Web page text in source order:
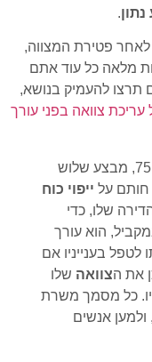
.
לאחר פטירת המצווה,
מלאה כל עוד אתם
תרצו להעמיק בנושא,
צוואה בפני עורך
בואו ניקח דוגמה פשוטה: דוד, בן 75, מבצע שלוש
חותם על ייפוי כוח
שלו, כדי
הוא עורך
בענייניו אם
את הצוואה שלו
כל מסמך משרת
אנשים